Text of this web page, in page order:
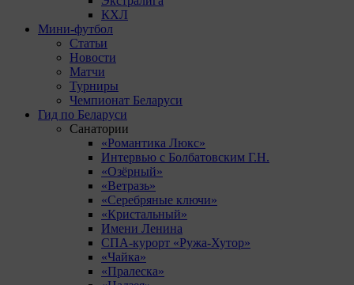
КХЛ
Мини-футбол
Статьи
Новости
Матчи
Турниры
Чемпионат Беларуси
Гид по Беларуси
Санатории
«Романтика Люкс»
Интервью с Болбатовским Г.Н.
«Озёрный»
«Ветразь»
«Серебряные ключи»
«Кристальный»
Имени Ленина
СПА-курорт «Ружа-Хутор»
«Чайка»
«Пралеска»